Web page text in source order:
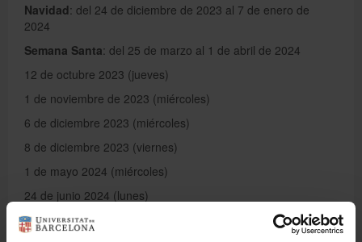
Navidad: del 24 de diciembre de 2023 al 7 de enero de
2024
Semana Santa: del 25 de marzo al 1 de abril de 2024
12 de octubre 2023 (jueves)
1 de noviembre de 2023 (miércoles)
6 de diciembre 2023 (miércoles)
8 de diciembre 2023 (viernes)
1 de mayo 2024 (miércoles)
24 de junio 2024 (lunes)
Además, los patrones de las localidades que
correspondan y los días festivos que indique la Generalitat.